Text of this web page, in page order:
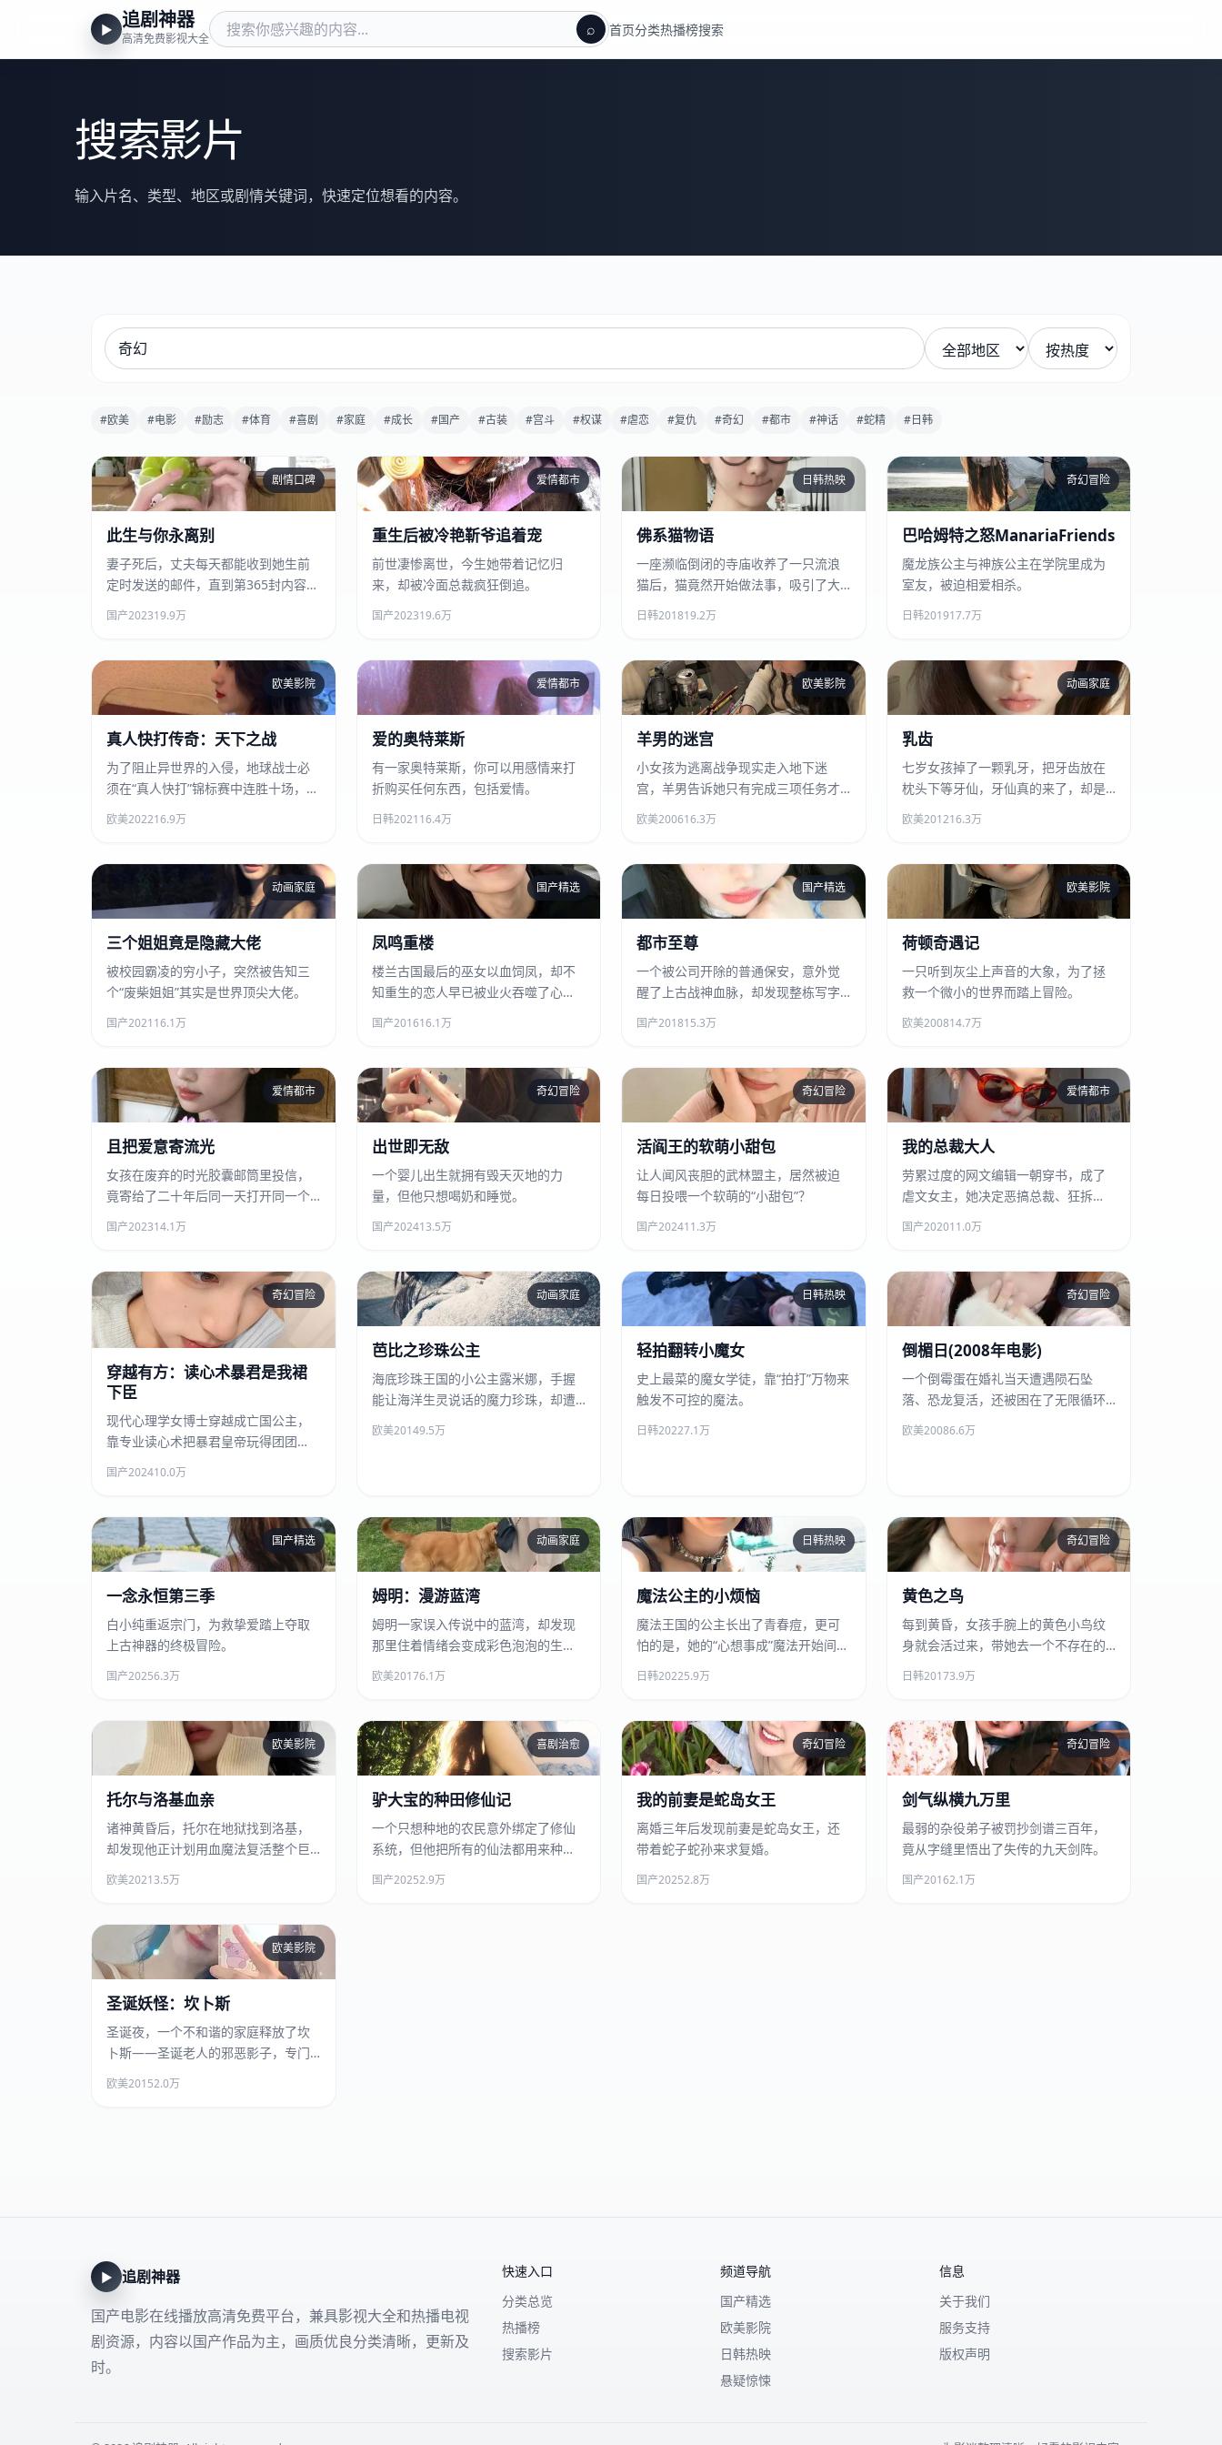
▶ 追剧神器
高清免费影视大全 ⌕ 首页分类热播榜搜索
搜索影片
输入片名、类型、地区或剧情关键词，快速定位想看的内容。
#欧美 #电影 #励志 #体育 #喜剧 #家庭 #成长 #国产 #古装 #宫斗 #权谋 #虐恋 #复仇 #奇幻 #都市 #神话 #蛇精 #日韩
此生与你永离别 剧情口碑
此生与你永离别
妻子死后，丈夫每天都能收到她生前
定时发送的邮件，直到第365封内容变
了。
国产202319.9万
重生后被冷艳靳爷追着宠爱情都市
重生后被冷艳靳爷追着宠
前世凄惨离世，今生她带着记忆归
来，却被冷面总裁疯狂倒追。
国产202319.6万
佛系猫物语 日韩热映
佛系猫物语
一座濒临倒闭的寺庙收养了一只流浪
猫后，猫竟然开始做法事，吸引了大
批“云参拜”的信徒。
日韩201819.2万
巴哈姆特之怒ManariaFriends
奇幻冒险
巴哈姆特之怒ManariaFriends
魔龙族公主与神族公主在学院里成为
室友，被迫相爱相杀。
日韩201917.7万
真人快打传奇：天下之战欧美影院
真人快打传奇：天下之战
为了阻止异世界的入侵，地球战士必
须在“真人快打”锦标赛中连胜十场，而
每一场失败都意味着一个角色的永久
死亡。
欧美202216.9万
爱的奥特莱斯 爱情都市
爱的奥特莱斯
有一家奥特莱斯，你可以用感情来打
折购买任何东西，包括爱情。
日韩202116.4万
羊男的迷宫 欧美影院
羊男的迷宫
小女孩为逃离战争现实走入地下迷
宫，羊男告诉她只有完成三项任务才
能回到母亲身边。
欧美200616.3万
乳齿 动画家庭
乳齿
七岁女孩掉了一颗乳牙，把牙齿放在
枕头下等牙仙，牙仙真的来了，却是
个秃头胖大叔。
欧美201216.3万
三个姐姐竟是隐藏大佬动画家庭
三个姐姐竟是隐藏大佬
被校园霸凌的穷小子，突然被告知三
个“废柴姐姐”其实是世界顶尖大佬。
国产202116.1万
凤鸣重楼 国产精选
凤鸣重楼
楼兰古国最后的巫女以血饲凤，却不
知重生的恋人早已被业火吞噬了心
脏。
国产201616.1万
都市至尊 国产精选
都市至尊
一个被公司开除的普通保安，意外觉
醒了上古战神血脉，却发现整栋写字
楼里藏着一个异能者世界。
国产201815.3万
荷顿奇遇记 欧美影院
荷顿奇遇记
一只听到灰尘上声音的大象，为了拯
救一个微小的世界而踏上冒险。
欧美200814.7万
且把爱意寄流光 爱情都市
且把爱意寄流光
女孩在废弃的时光胶囊邮筒里投信，
竟寄给了二十年后同一天打开同一个
邮筒的男人。
国产202314.1万
出世即无敌 奇幻冒险
出世即无敌
一个婴儿出生就拥有毁天灭地的力
量，但他只想喝奶和睡觉。
国产202413.5万
活阎王的软萌小甜包奇幻冒险
活阎王的软萌小甜包
让人闻风丧胆的武林盟主，居然被迫
每日投喂一个软萌的“小甜包”？
国产202411.3万
我的总裁大人 爱情都市
我的总裁大人
劳累过度的网文编辑一朝穿书，成了
虐文女主，她决定恶搞总裁、狂拆
CP、火速奔向大结局。
国产202011.0万
穿越有方：读心术暴君是我裙下
奇幻冒险
穿越有方：读心术暴君是我裙
下臣
现代心理学女博士穿越成亡国公主，
靠专业读心术把暴君皇帝玩得团团
转，谁知暴君也重生了。
国产202410.0万
芭比之珍珠公主 动画家庭
芭比之珍珠公主
海底珍珠王国的小公主露米娜，手握
能让海洋生灵说话的魔力珍珠，却遭
遇王位阴谋。
欧美20149.5万
轻拍翻转小魔女 日韩热映
轻拍翻转小魔女
史上最菜的魔女学徒，靠“拍打”万物来
触发不可控的魔法。
日韩20227.1万
倒楣日(2008年电影)奇幻冒险
倒楣日(2008年电影)
一个倒霉蛋在婚礼当天遭遇陨石坠
落、恐龙复活，还被困在了无限循环
的最倒霉一天。
欧美20086.6万
一念永恒第三季 国产精选
一念永恒第三季
白小纯重返宗门，为救挚爱踏上夺取
上古神器的终极冒险。
国产20256.3万
姆明：漫游蓝湾 动画家庭
姆明：漫游蓝湾
姆明一家误入传说中的蓝湾，却发现
那里住着情绪会变成彩色泡泡的生
物。
欧美20176.1万
魔法公主的小烦恼 日韩热映
魔法公主的小烦恼
魔法王国的公主长出了青春痘，更可
怕的是，她的“心想事成”魔法开始间歇
性失灵。
日韩20225.9万
黄色之鸟 奇幻冒险
黄色之鸟
每到黄昏，女孩手腕上的黄色小鸟纹
身就会活过来，带她去一个不存在的
地址。
日韩20173.9万
托尔与洛基血亲 欧美影院
托尔与洛基血亲
诸神黄昏后，托尔在地狱找到洛基，
却发现他正计划用血魔法复活整个巨
人族。
欧美20213.5万
驴大宝的种田修仙记喜剧治愈
驴大宝的种田修仙记
一个只想种地的农民意外绑定了修仙
系统，但他把所有的仙法都用来种
菜、养猪和给大鹅看门。
国产20252.9万
我的前妻是蛇岛女王奇幻冒险
我的前妻是蛇岛女王
离婚三年后发现前妻是蛇岛女王，还
带着蛇子蛇孙来求复婚。
国产20252.8万
剑气纵横九万里 奇幻冒险
剑气纵横九万里
最弱的杂役弟子被罚抄剑谱三百年，
竟从字缝里悟出了失传的九天剑阵。
国产20162.1万
圣诞妖怪：坎卜斯 欧美影院
圣诞妖怪：坎卜斯
圣诞夜，一个不和谐的家庭释放了坎
卜斯——圣诞老人的邪恶影子，专门
惩罚节日捣蛋鬼。
欧美20152.0万
▶ 追剧神器
国产电影在线播放高清免费平台，兼具影视大全和热播电视
剧资源，内容以国产作品为主，画质优良分类清晰，更新及
时。
快速入口
分类总览
热播榜
搜索影片
频道导航
国产精选
欧美影院
日韩热映
悬疑惊悚
信息
关于我们
服务支持
版权声明